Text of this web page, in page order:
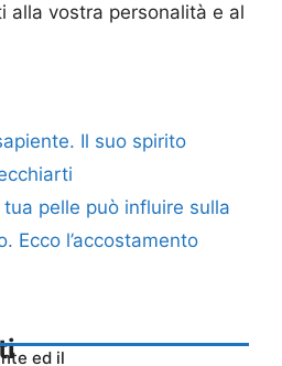
alla vostra personalità e al
Il suo spirito
pelle può influire sulla
Ecco l’accostamento
ed il